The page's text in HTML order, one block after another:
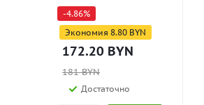
-4.86%
Экономия 8.80 BYN
172.20 BYN
181BYN
Достаточно